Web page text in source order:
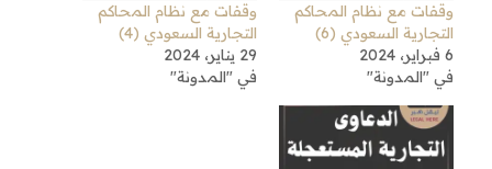
وقفات مع نظام المحاكم
التجارية السعودي (6)
6 فبراير، 2024
في "المدونة"
وقفات مع نظام المحاكم
التجارية السعودي (4)
29 يناير، 2024
في "المدونة"